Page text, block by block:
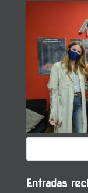
Entradas